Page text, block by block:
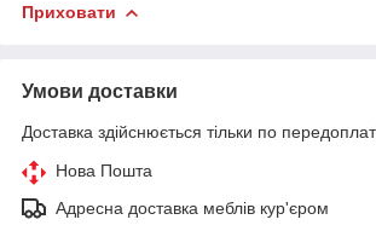
Приховати
Умови доставки
Доставка здійснюється тільки по
Нова Пошта
Адресна доставка меблів кур'єром